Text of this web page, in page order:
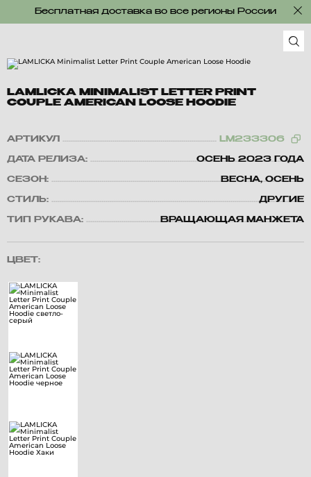
Бесплатная доставка во все регионы России
LAMLICKA MINIMALIST LETTER PRINT
COUPLE AMERICAN LOOSE HOODIE
АРТИКУЛ LM233306
ДАТА РЕЛИЗА: ОСЕНЬ 2023 ГОДА
СЕЗОН: ВЕСНА, ОСЕНЬ
СТИЛЬ: ДРУГИЕ
ТИП РУКАВА: ВРАЩАЮЩАЯ МАНЖЕТА
ЦВЕТ: